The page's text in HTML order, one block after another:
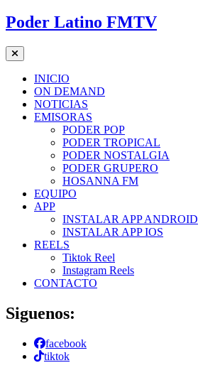
Poder Latino FMTV
INICIO
ON DEMAND
NOTICIAS
EMISORAS
PODER POP
PODER TROPICAL
PODER NOSTALGIA
PODER GRUPERO
HOSANNA FM
EQUIPO
APP
INSTALAR APP ANDROID
INSTALAR APP IOS
REELS
Tiktok Reel
Instagram Reels
CONTACTO
Siguenos:
facebook
tiktok